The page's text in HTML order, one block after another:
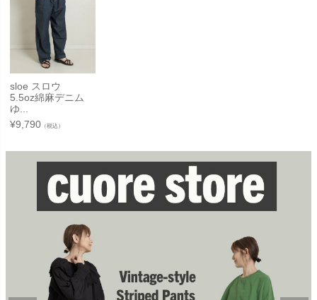
sloe スロウ
5.5oz綿麻デニム
ゆ...
¥9,790 （税込）